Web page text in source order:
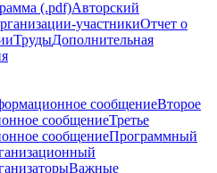
(.pdf)Авторский
участникиОтчет о
ТрудыДополнительная
сообщениеВторое
сообщениеТретье
сообщениеПрограммный
Важные